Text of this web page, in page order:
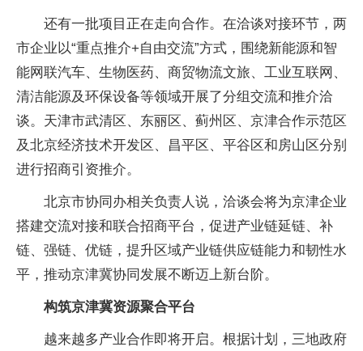
还有一批项目正在走向合作。在洽谈对接环节，两
市企业以“重点推介+自由交流”方式，围绕新能源和智
能网联汽车、生物医药、商贸物流文旅、工业互联网、
清洁能源及环保设备等领域开展了分组交流和推介洽
谈。天津市武清区、东丽区、蓟州区、京津合作示范区
及北京经济技术开发区、昌平区、平谷区和房山区分别
进行招商引资推介。
北京市协同办相关负责人说，洽谈会将为京津企业
搭建交流对接和联合招商平台，促进产业链延链、补
链、强链、优链，提升区域产业链供应链能力和韧性水
平，推动京津冀协同发展不断迈上新台阶。
构筑京津冀资源聚合平台
越来越多产业合作即将开启。根据计划，三地政府